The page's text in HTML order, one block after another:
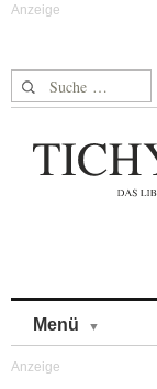
Suche nach:
Menü